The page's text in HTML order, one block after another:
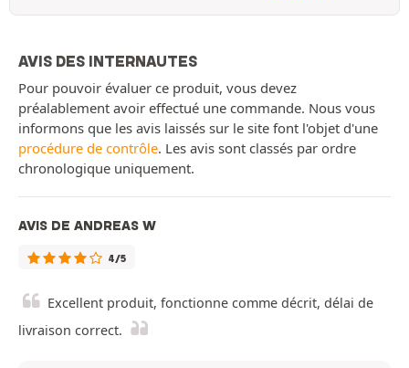
AVIS DES INTERNAUTES
Pour pouvoir évaluer ce produit, vous devez
préalablement avoir effectué une commande. Nous vous
informons que les avis laissés sur le site font l'objet d'une
procédure de contrôle. Les avis sont classés par ordre
chronologique uniquement.
AVIS DE ANDREAS W
4/5
Excellent produit, fonctionne comme décrit, délai de
livraison correct.